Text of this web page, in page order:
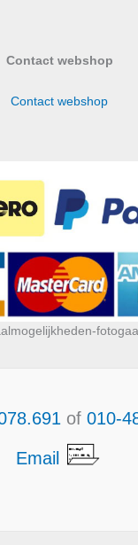
Contact webshop
Contact webshop
of 010-
Email